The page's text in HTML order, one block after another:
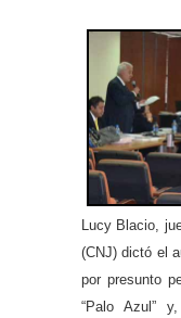
Lucy Blacio,
(CNJ) dictó el
por presunto
“Palo Azul”